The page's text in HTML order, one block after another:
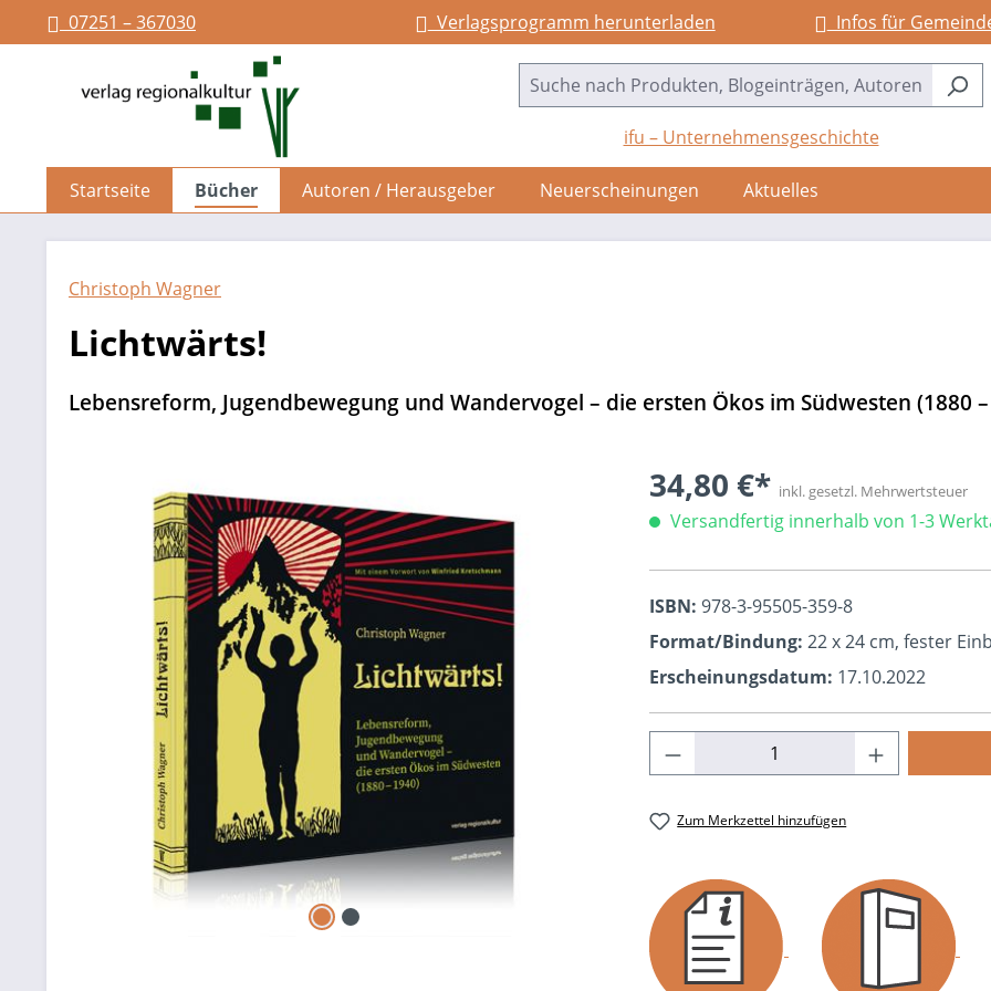
Zur Hauptnavigation springen
07251 – 367030 Verlagsprogramm herunterladen Infos für
ifu – Unternehmensgeschichte
Startseite Bücher Autoren / Herausgeber Neuerscheinungen Aktuelles
Christoph Wagner
Lichtwärts!
Lebensreform, Jugendbewegung und Wandervogel – die ersten Ökos im Südwesten (1880
34,80 €* inkl. gesetzl. Mehrwertsteuer
Versandfertig innerhalb von 1-3
ISBN: 978-3-95505-359-8
Format/Bindung: 22 x 24 cm, fester
Erscheinungsdatum: 17.10.2022
Produkt Anzahl: Gib den
Zum Merkzettel hinzufügen